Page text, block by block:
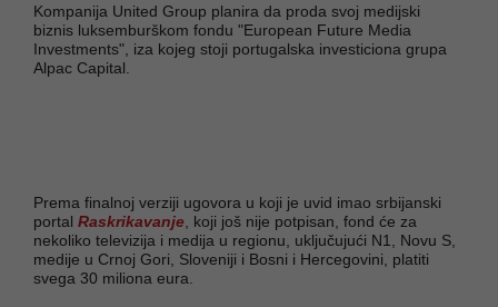
Kompanija United Group planira da proda svoj medijski
biznis luksemburškom fondu "European Future Media
Investments", iza kojeg stoji portugalska investiciona grupa
Alpac Capital.
Prema finalnoj verziji ugovora u koji je uvid imao srbijanski
portal Raskrikavanje , koji još nije potpisan, fond će za
nekoliko televizija i medija u regionu, uključujući N1, Novu S,
medije u Crnoj Gori, Sloveniji i Bosni i Hercegovini, platiti
svega 30 miliona eura.